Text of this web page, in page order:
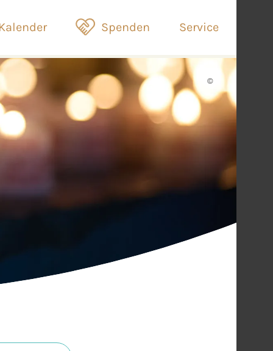
Spenden Service
©